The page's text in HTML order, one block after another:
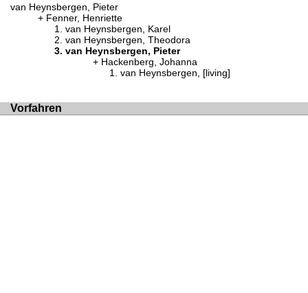
van Heynsbergen, Pieter
Fenner, Henriette
van Heynsbergen, Karel
van Heynsbergen, Theodora
van Heynsbergen, Pieter
Hackenberg, Johanna
van Heynsbergen, [living]
Vorfahren